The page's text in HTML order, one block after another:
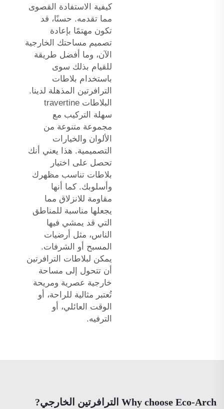
كيفية الاستفادة القصوى
مما تقدمه. حسنًا، قد
تكون مهتمًا بإعادة
تصميم مساحتك الخارجية
الآن، وما أفضل طريقة
للقيام بذلك سوى
باستخدام بلاطات
الترافرتين المذهلة لدينا.
البلاطات travertine
سهلة التركيب مع
مجموعة متنوعة من
الألوان والخيارات
التصميمية. هذا يعني أنك
تحصل على اختيار
بلاطات تناسب مظهرك
وأسلوبك. كما أنها
مقاومة للانزلاق مما
يجعلها مناسبة للمناطق
التي قد يمشي فيها
الناس، مثل أرضيات
المسبح أو الشرفات.
يمكن لبلاطات الترافرتين
أن تتحول إلى مساحة
خارجية عصرية ومريحة
تُعتبر مثالية للراحة، أو
الوقت العائلي، أو
الترفيه.
Why choose Eco-Arch الترافرتين الخارجي?